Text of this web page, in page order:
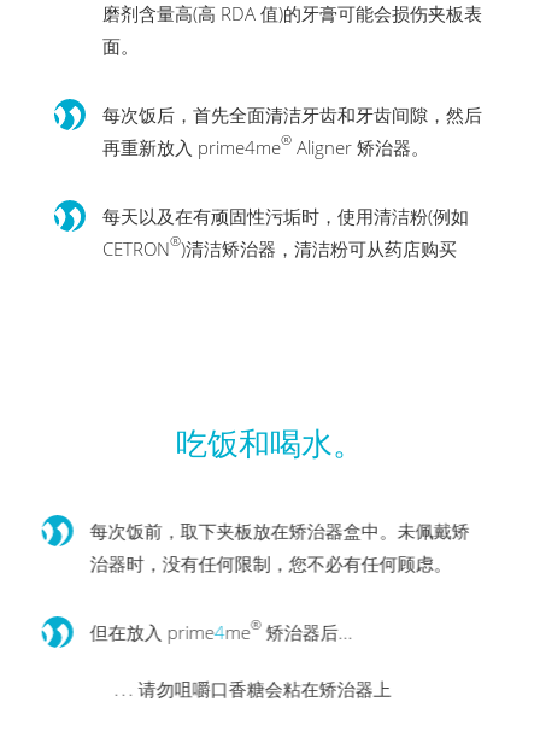
磨剂含量高(高 RDA 值)的牙膏可能会损伤夹板表
面。
每次饭后，首先全面清洁牙齿和牙齿间隙，然后
再重新放入 prime4me® Aligner 矫治器。
每天以及在有顽固性污垢时，使用清洁粉(例如
CETRON®)清洁矫治器，清洁粉可从药店购买
吃饭和喝水。
每次饭前，取下夹板放在矫治器盒中。未佩戴矫
治器时，没有任何限制，您不必有任何顾虑。
但在放入 prime4me ®矫治器后...
请勿咀嚼口香糖会粘在矫治器上